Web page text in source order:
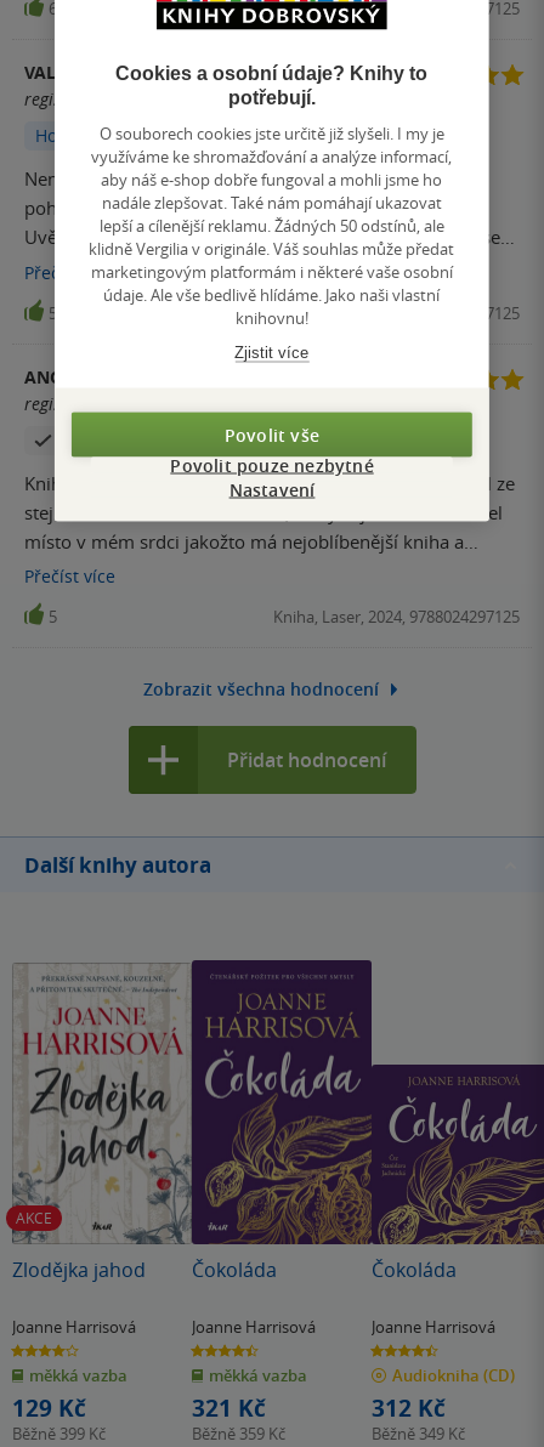
6 Kniha, Laser, 2024, 9788024297125
VALKÝRKA
registrovaný uživatel
Hodnoceno z aplikace
Nemám slov. Kniha o Lokim pojednává z jiného úhlu
pohledu než ostatní, které jsem četla. Zasáhlo mě to.
Uvědomění, že všechno mohlo být jinak... Takhle jsem se
po dočtení knihy už dlouho necítila. Klobouček.
Přečíst více
5 Kniha, Laser, 2024, 9788024297125
ANONYM
registrovaný uživatel
Kniha se čte jedním dechem stejně jako dříve vydaný díl ze
stejného universa Znamení run, který si již v dětství našel
místo v mém srdci jakožto má nejoblíbenější kniha a
přivedla mě k lásce k Severské mytologii. Kniha je psaná
poutavou a zábavnou formou, která čtenáře vtáhne a už
nepustí. Doufám, že postupně vyjdou i další díly z toho
Přečíst více
5 Kniha, Laser, 2024, 9788024297125
Zobrazit všechna hodnocení
Přidat hodnocení
Další knihy autora
AKCE
Zlodějka jahod
Joanne Harrisová
4.0
z
5
hvězdiček
měkká vazba
129 Kč
Běžně 399 Kč
Čokoláda
Joanne Harrisová
4.4
z
5
hvězdiček
měkká vazba
321 Kč
Běžně 359 Kč
Čokoláda
Joanne Harrisová
4.4
z
5
hvězdiček
Audiokniha (CD)
312 Kč
Běžně 349 Kč
Cookies a osobní údaje? Knihy to
potřebují.
O souborech cookies jste určitě již slyšeli. I my je
využíváme ke shromažďování a analýze informací,
aby náš e-shop dobře fungoval a mohli jsme ho
nadále zlepšovat. Také nám pomáhají ukazovat
lepší a cílenější reklamu. Žádných 50 odstínů, ale
klidně Vergilia v originále. Váš souhlas může předat
marketingovým platformám i některé vaše osobní
údaje. Ale vše bedlivě hlídáme. Jako naši vlastní
knihovnu!
Zjistit více
Povolit vše
Povolit pouze nezbytné
Nastavení